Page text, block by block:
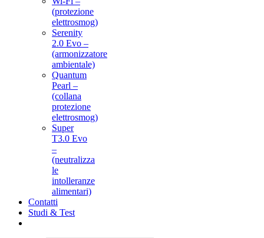
(protezione
elettrosmog)
Serenity
2.0 Evo –
(armonizzatore
ambientale)
Quantum
Pearl –
(collana
protezione
elettrosmog)
Super
T3.0 Evo
–
(neutralizza
le
intolleranze
alimentari)
Contatti
Studi & Test